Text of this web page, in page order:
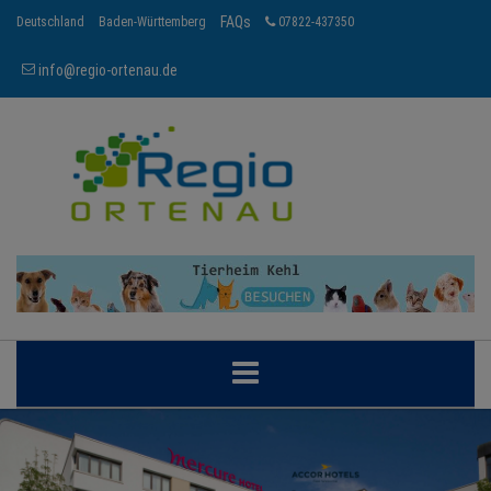
Deutschland Baden-Württemberg FAQs 07822-437350
info@regio-ortenau.de
ORTENAU